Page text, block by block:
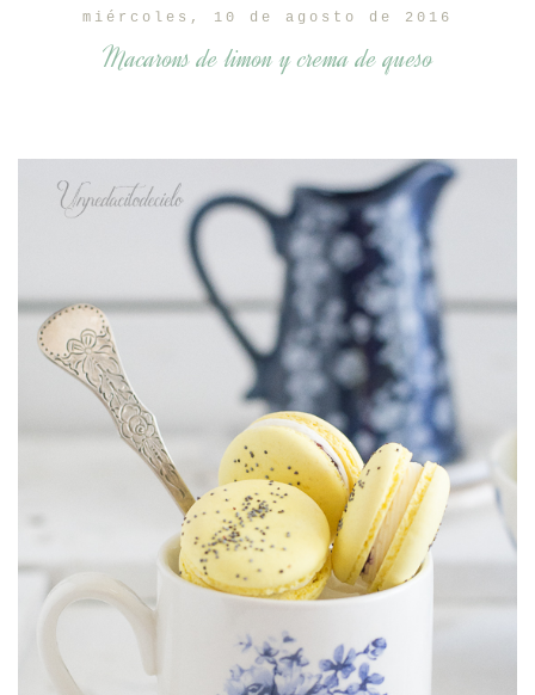
miércoles, 10 de agosto de 2016
Macarons de limon y crema de queso